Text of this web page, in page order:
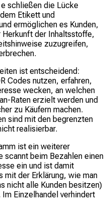
schließen die Lücke
Etikett und
ermöglichen es Kunden,
der Inhaltsstoffe,
zuzugreifen,
ist entscheidend:
Codes nutzen, erfahren,
wecken, an welchen
Raten erzielt werden und
zu Käufern machen.
sind mit den begrenzten
realisierbar.
ist ein weiterer
scannt beim Bezahlen einen
ein und ist damit
mit der Erklärung, wie man
nicht alle Kunden besitzen)
Einzelhandel verhindert